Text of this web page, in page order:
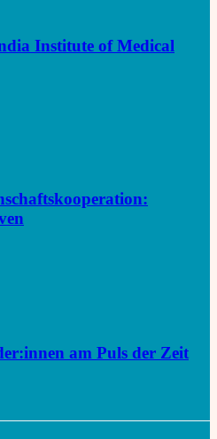
Institute of Medical
am Puls der Zeit